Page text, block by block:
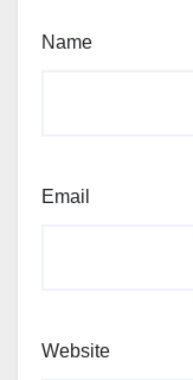
Name
Email
Website